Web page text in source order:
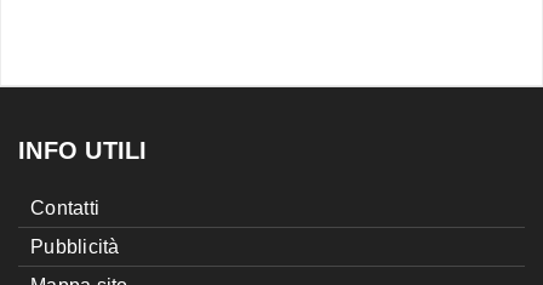
INFO UTILI
Contatti
Pubblicità